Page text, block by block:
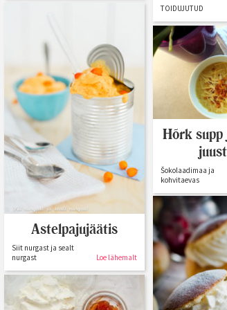
TOIDUJUTUD
Astelpajujäätis
Siit nurgast ja sealt
nurgast
Loe lähemalt
Hõrk
Šokolaadimaa ja
kohvitaevas